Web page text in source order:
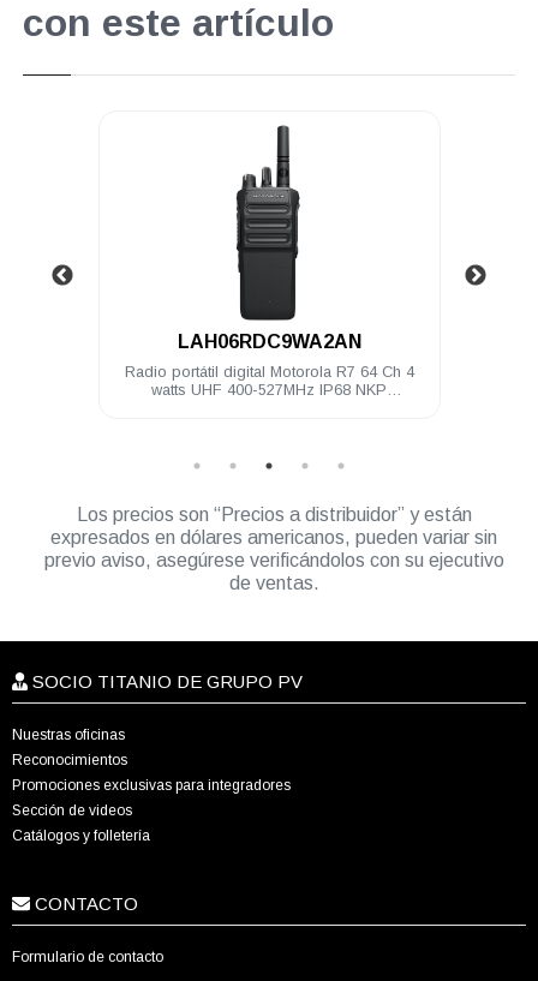
con este artículo
.
LAH06RDC9WA2AN
Radio portátil digital Motorola R7 64 Ch 4
watts UHF 400-527MHz IP68 NKP
Los precios son “Precios a distribuidor” y están
expresados en dólares americanos, pueden variar sin
previo aviso, asegúrese verificándolos con su ejecutivo
de ventas.
SOCIO TITANIO DE GRUPO PV
Nuestras oficinas
Reconocimientos
Promociones exclusivas para integradores
Sección de videos
Catálogos y folletería
CONTACTO
Formulario de contacto